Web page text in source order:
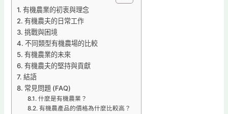
有機農業的初衷與理念
有機農夫的日常工作
挑戰與困境
不同類型有機農場的比較
有機農業的未來
有機農夫的堅持與貢獻
結語
常見問題 (FAQ)
什麼是有機農業？
有機農產品的價格為什麼比較高？